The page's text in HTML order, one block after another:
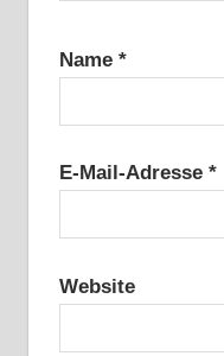
Name *
E-Mail-Adresse *
Website